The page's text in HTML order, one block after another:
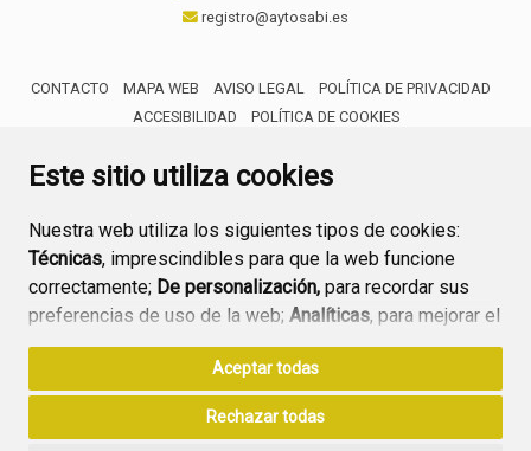
Este sitio utiliza cookies
Nuestra web utiliza los siguientes tipos de cookies:
Técnicas, imprescindibles para que la web funcione
correctamente; De personalización, para recordar sus
preferencias de uso de la web; Analíticas, para mejorar el
funcionamiento de la web y sus servicios.
Si acepta pulsando el botón“Aceptar todas”
consideramos que acepta su uso. Si pulsa el botón
Aceptar todas
Rechazar todas
registro@aytosabi.es
CONTACTO MAPA WEB AVISO LEGAL
POLÍTICA DE PRIVACIDAD
ACCESIBILIDAD
POLÍTICA DE COOKIES